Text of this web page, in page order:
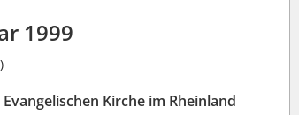
1999
)
Kirche im Rheinland